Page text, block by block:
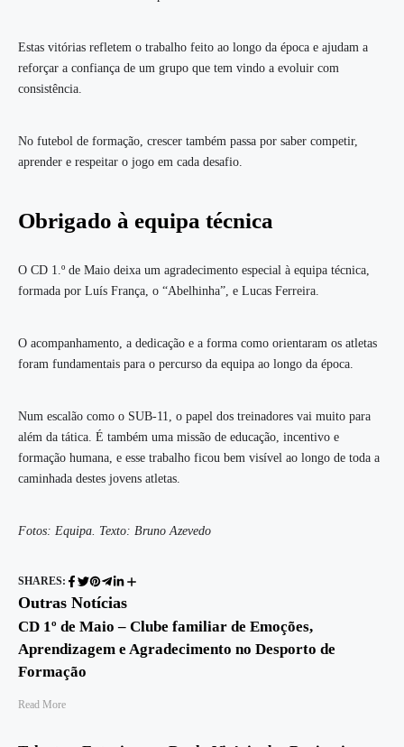
Estas vitórias refletem o trabalho feito ao longo da época e ajudam a
reforçar a confiança de um grupo que tem vindo a evoluir com
consistência.
No futebol de formação, crescer também passa por saber competir,
aprender e respeitar o jogo em cada desafio.
Obrigado à equipa técnica
O CD 1.º de Maio deixa um agradecimento especial à equipa técnica,
formada por Luís França, o “Abelhinha”, e Lucas Ferreira.
O acompanhamento, a dedicação e a forma como orientaram os atletas
foram fundamentais para o percurso da equipa ao longo da época.
Num escalão como o SUB-11, o papel dos treinadores vai muito para
além da tática. É também uma missão de educação, incentivo e
formação humana, e esse trabalho ficou bem visível ao longo de toda a
caminhada destes jovens atletas.
Fotos: Equipa. Texto: Bruno Azevedo
SHARES:
Outras Notícias
CD 1º de Maio – Clube familiar de Emoções,
Aprendizagem e Agradecimento no Desporto de
Formação
Read More